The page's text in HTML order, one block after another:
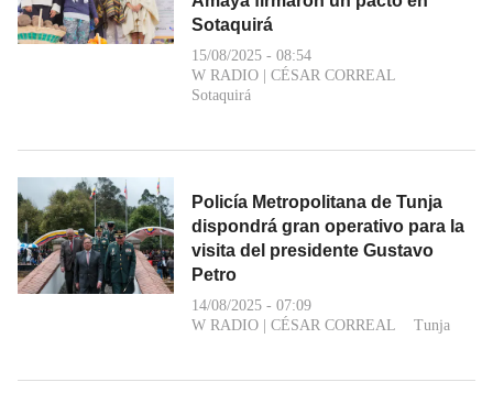
Sotaquirá
15/08/2025 - 08:54
W RADIO | CÉSAR CORREAL
Sotaquirá
Policía Metropolitana de Tunja
dispondrá gran operativo para la
visita del presidente Gustavo
Petro
14/08/2025 - 07:09
W RADIO | CÉSAR CORREAL Tunja